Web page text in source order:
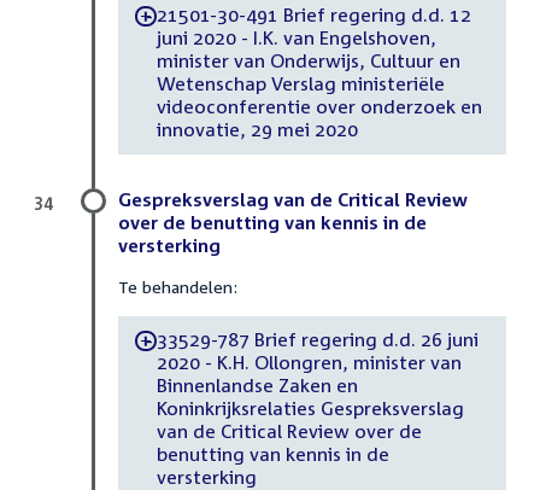
-21501-30-491 Brief regering d.d. 12
juni 2020 - I.K. van Engelshoven,
minister van Onderwijs, Cultuur en
Wetenschap Verslag ministeriële
videoconferentie over onderzoek en
innovatie, 29 mei 2020
Gespreksverslag van de Critical Review
over de benutting van kennis in de
versterking
Te behandelen:
-33529-787 Brief regering d.d. 26 juni
2020 - K.H. Ollongren, minister van
Binnenlandse Zaken en
Koninkrijksrelaties Gespreksverslag
van de Critical Review over de
benutting van kennis in de
versterking
34